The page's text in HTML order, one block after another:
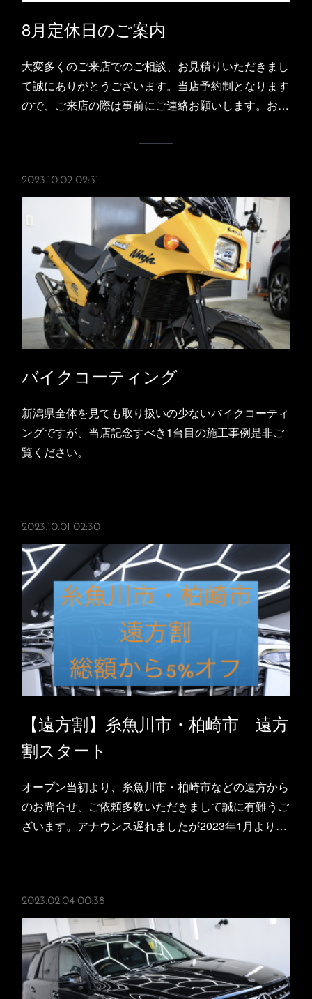
8月定休日のご案内
大変多くのご来店でのご相談、お見積りいただきまし
て誠にありがとうございます。当店予約制となります
ので、ご来店の際は事前にご連絡お願いします。お…
2023.10.02 02:31
バイクコーティング
新潟県全体を見ても取り扱いの少ないバイクコーティ
ングですが、当店記念すべき1台目の施工事例是非ご
覧ください。
2023.10.01 02:30
【遠方割】糸魚川市・柏崎市 遠方
割スタート
オープン当初より、糸魚川市・柏崎市などの遠方から
のお問合せ、ご依頼多数いただきまして誠に有難うご
ざいます。アナウンス遅れましたが2023年1月より…
2023.02.04 00:38